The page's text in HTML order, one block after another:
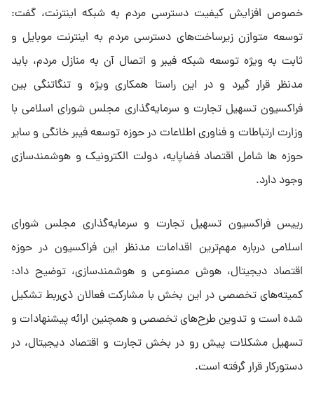
خصوص افزایش کیفیت دسترسی مردم به شبکه اینترنت، گفت:
توسعه متوازن زیرساخت‌های دسترسی مردم به اینترنت موبایل و
ثابت به ویژه توسعه شبکه فیبر و اتصال آن به منازل مردم، باید
مدنظر قرار گیرد و در این راستا همکاری ویژه و تنگاتنگی بین
فراکسیون تسهیل تجارت و سرمایه‌گذاری مجلس شورای اسلامی با
وزارت ارتباطات و فناوری اطلاعات در حوزه توسعه فیبر خانگی و سایر
حوزه ها شامل اقتصاد فضاپایه، دولت الکترونیک و هوشمندسازی
وجود دارد.
رییس فراکسیون تسهیل تجارت و سرمایه‌گذاری مجلس شورای
اسلامی درباره مهم‌ترین اقدامات مدنظر این فراکسیون در حوزه
اقتصاد دیجیتال، هوش مصنوعی و هوشمندسازی، توضیح داد:
کمیته‌های تخصصی در این بخش با مشارکت فعالان ذی‌ربط تشکیل
شده است و تدوین طرح‌های تخصصی و همچنین ارائه پیشنهادات و
تسهیل مشکلات پیش رو در بخش تجارت و اقتصاد دیجیتال، در
دستورکار قرار گرفته است.